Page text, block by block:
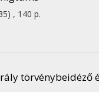
, 140 p.
törvénybeidéző